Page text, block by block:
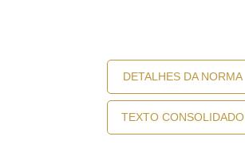
DETALHES DA NORMA
TEXTO CONSOLIDADO